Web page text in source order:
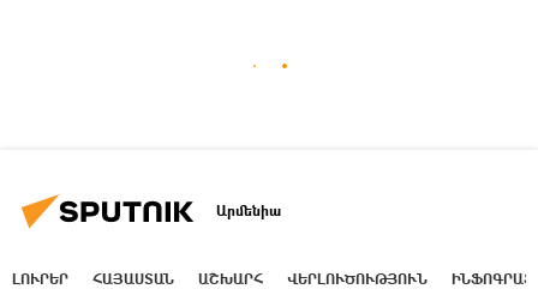
Արմենիա
ԼՈՒՐԵՐ ՀԱՅԱՍՏԱՆ ԱՇԽԱՐՀ ՎԵՐԼՈՒԾՈՒԹՅՈՒՆ